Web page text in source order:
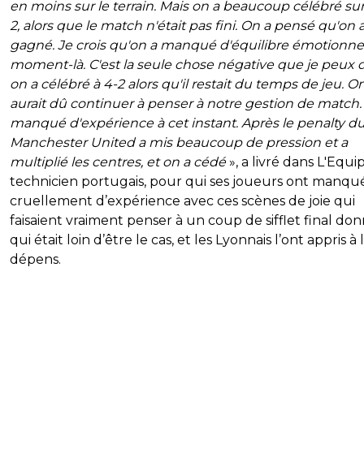
en moins sur le terrain. Mais on a beaucoup célébré
2, alors que le match n'était pas fini. On a pensé qu'on
gagné. Je crois qu'on a manqué d'équilibre
moment-là. C'est la seule chose négative que je peux
on a célébré à 4-2 alors qu'il restait du temps de jeu.
aurait dû continuer à penser à notre gestion de match.
manqué d'expérience à cet instant. Après le penalty
Manchester United a mis beaucoup de pression et a
multiplié les centres, et on a cédé», a livré dans
technicien portugais, pour qui ses joueurs ont
cruellement d’expérience avec ces scènes de joie qui
faisaient vraiment penser à un coup de sifflet final
qui était loin d’être le cas, et les Lyonnais l’ont appris à
dépens.